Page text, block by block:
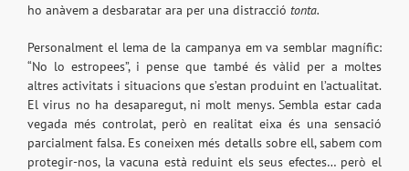
ho anàvem a desbaratar ara per una distracció tonta.
Personalment el lema de la campanya em va semblar magnífic:
“No lo estropees”, i pense que també és vàlid per a moltes
altres activitats i situacions que s’estan produint en l’actualitat.
El virus no ha desaparegut, ni molt menys. Sembla estar cada
vegada més controlat, però en realitat eixa és una sensació
parcialment falsa. Es coneixen més detalls sobre ell, sabem com
protegir-nos, la vacuna està reduint els seus efectes… però el